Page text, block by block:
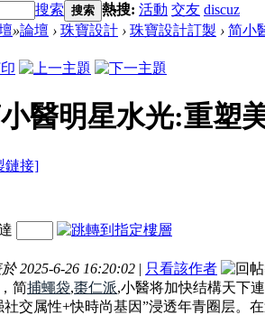
搜索 搜索 熱搜: 活動 交友 discuz
»論壇 › 珠寶設計 › 珠寶設計訂製 › 简小
醫明星水光:重塑
鏈接]
2025-6-26 16:20:02 | 只看該作者
简捕蠅袋,棗仁派,小醫将加快结構天下
社交属性+快時尚基因”浸透年青圈层。